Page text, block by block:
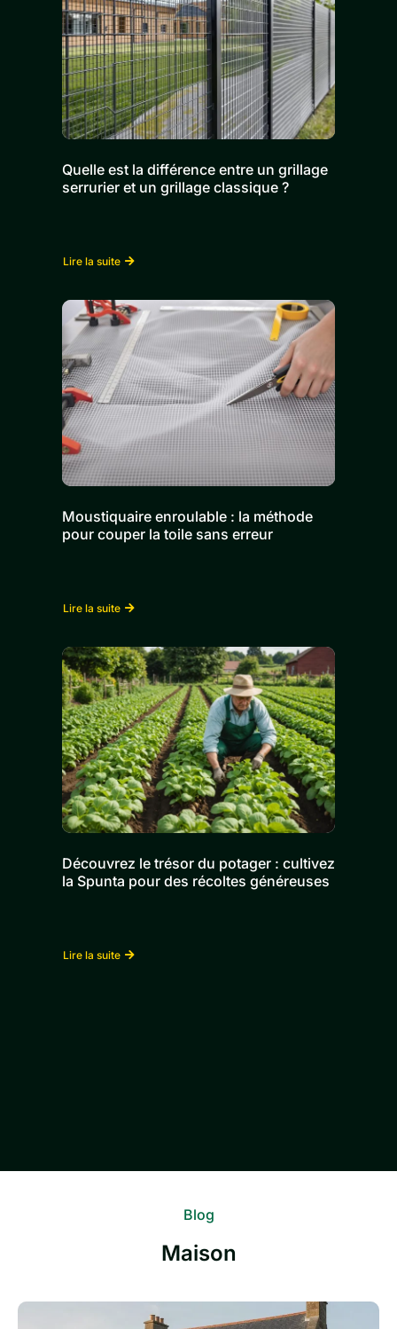
Quelle est la différence entre un grillage
serrurier et un grillage classique ?
Lire la suite
Moustiquaire enroulable : la méthode
pour couper la toile sans erreur
Lire la suite
Découvrez le trésor du potager : cultivez
la Spunta pour des récoltes généreuses
Lire la suite
Blog
Maison